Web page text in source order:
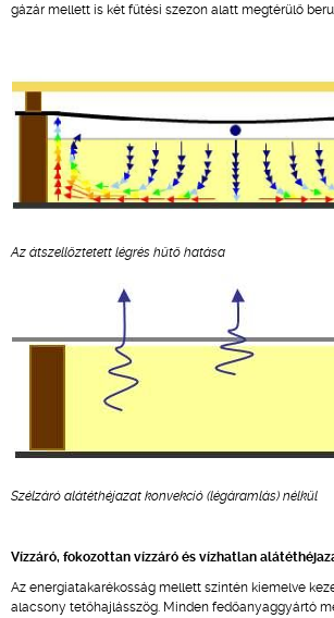
gázár mellett is két fűtési szezon alatt megtérülő
Az átszellőztetett légrés hűtő hatása
Szélzáró alátéthéjazat konvekció (légáramlás) nélkül
Vízzáró, fokozottan vízzáró és vízhatlan
Az energiatakarékosság mellett szintén kiemelve
alacsony tetőhajlásszög. Minden fedőanyaggyártó